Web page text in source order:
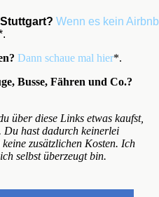
Wenn es kein Airbnb
Dann schaue mal hier*.
Busse, Fähren und Co.?
über diese Links etwas kaufst,
Du hast dadurch keinerlei
zusätzlichen Kosten. Ich
selbst überzeugt bin.